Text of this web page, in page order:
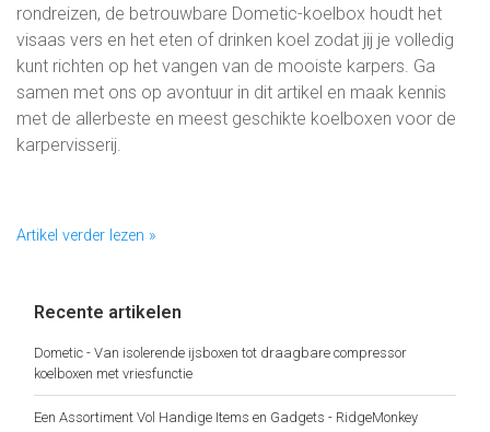
rondreizen, de betrouwbare Dometic-koelbox houdt het
visaas vers en het eten of drinken koel zodat jij je volledig
kunt richten op het vangen van de mooiste karpers. Ga
samen met ons op avontuur in dit artikel en maak kennis
met de allerbeste en meest geschikte koelboxen voor de
karpervisserij.
Artikel verder lezen »
Recente artikelen
Dometic - Van isolerende ijsboxen tot draagbare compressor
koelboxen met vriesfunctie
Een Assortiment Vol Handige Items en Gadgets - RidgeMonkey